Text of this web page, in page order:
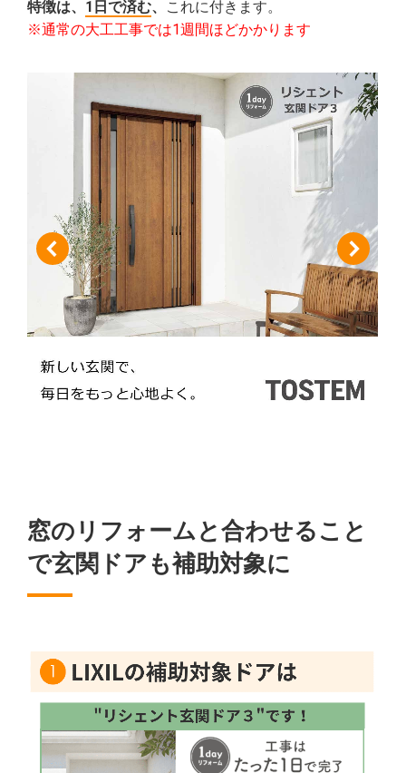
特徴は、 1日で済む、
これに付きます。
※通常の大工工事では1週間ほどかかります
窓のリフォームと合わせること
で玄関ドアも補助対象に